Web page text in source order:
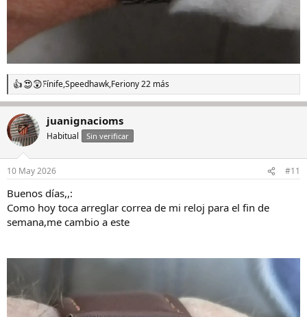
R
e
a
c
c
i
e
:
Fínife,Speedhawk,Feriony 22 más
juanignacioms
Habitual Sin verificar
10 May 2026 #11
Buenos días,,:
Como hoy toca arreglar correa de mi reloj para el fin de
semana,me cambio a este